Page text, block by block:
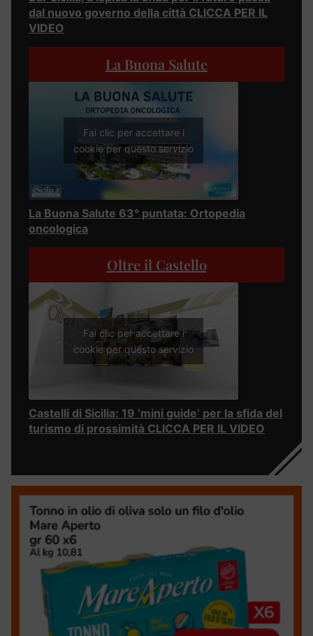
dal nuovo governo della città CLICCA PER IL
VIDEO
La Buona Salute
Fai clic per accettare i
cookie per questo servizio
La Buona Salute 63° puntata: Ortopedia
oncologica
Oltre il Castello
Fai clic per accettare i
cookie per questo servizio
Castelli di Sicilia: 19 ‘mini guide’ per la sfida del
turismo di prossimità CLICCA PER IL VIDEO